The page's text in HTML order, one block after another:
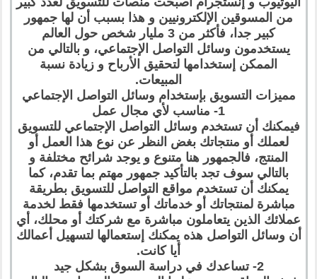
من المسوقين الإلكترونيين و هذا بسبب أن لها جمهور
كبير جدا، فأكثر من 3 مليار شخص حول العالم
يستخدمون وسائل التواصل الإجتماعي، و بالتالي من
الممكن إستخدامها لتحقيق الأرباح و زيادة نسبة
المبيعات.
مميزات التسويق بإستخدام وسائل التواصل الإجتماعي
1- مناسب لأي مجال عمل
فيمكنك أن تستخدم وسائل التواصل الإجتماعي للتسويق
لعملك أو منتجاتك بغض النظر عن نوع هذا العمل أو
المنتج، فالجمهور هنا متنوع و يوجد شرائح مختلفة و
بالتالي سوف تجد بالتأكيد جمهور مهتم بما تقدم، كما
يمكنك أن تستخدم مواقع التواصل للتسويق بطريقة
مباشرة لمنتجاتك أو خدماتك أو تستخدمها فقط لخدمة
عملائك الذين يتعاملون مباشرة مع شركتك أو محلك، أي
أن وسائل التواصل هذه يمكنك إستعمالها لتسهيل أعمالك
أيا كانت.
2- تساعدك في دراسة السوق بشكل جيد